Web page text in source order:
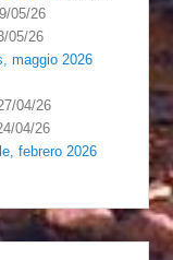
05/26
05/26
maggio 2026
04/26
04/26
febrero 2026